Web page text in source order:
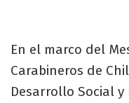
En el marco del
Carabineros de
Desarrollo Social